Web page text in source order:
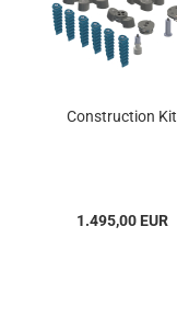
Construction Kit
1.495,00 EUR